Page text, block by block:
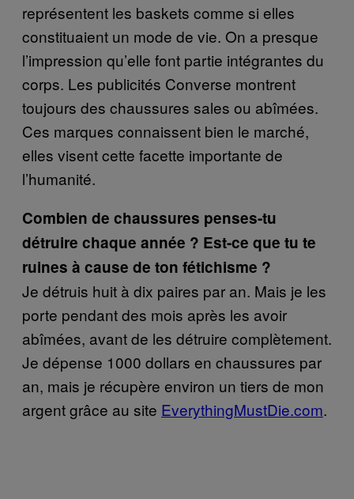
représentent les baskets comme si elles
constituaient un mode de vie. On a presque
l’impression qu’elle font partie intégrantes du
corps. Les publicités Converse montrent
toujours des chaussures sales ou abîmées.
Ces marques connaissent bien le marché,
elles visent cette facette importante de
l’humanité.
Combien de chaussures penses-tu
détruire chaque année ? Est-ce que tu te
ruines à cause de ton fétichisme ?
Je détruis huit à dix paires par an. Mais je les
porte pendant des mois après les avoir
abîmées, avant de les détruire complètement.
Je dépense 1000 dollars en chaussures par
an, mais je récupère environ un tiers de mon
argent grâce au site EverythingMustDie.com.